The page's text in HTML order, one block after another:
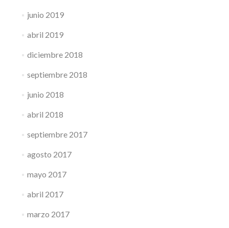
junio 2019
abril 2019
diciembre 2018
septiembre 2018
junio 2018
abril 2018
septiembre 2017
agosto 2017
mayo 2017
abril 2017
marzo 2017